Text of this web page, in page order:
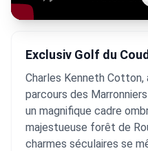
Exclusiv Golf du
Charles Kenneth
parcours des
un magnifique cadre
majestueuse forêt de
charmes séculaires se